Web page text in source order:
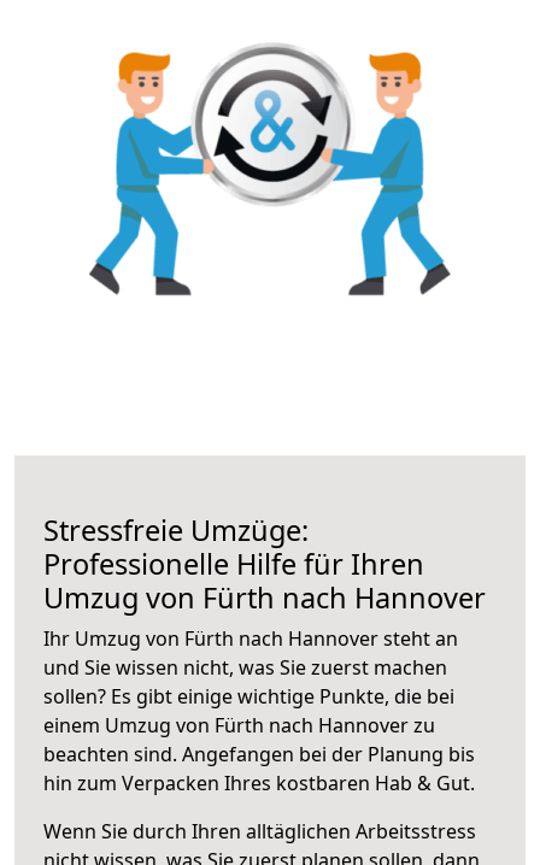
Stressfreie Umzüge:
Professionelle Hilfe für Ihren
Umzug von Fürth nach Hannover
Ihr Umzug von Fürth nach Hannover steht an
und Sie wissen nicht, was Sie zuerst machen
sollen? Es gibt einige wichtige Punkte, die bei
einem Umzug von Fürth nach Hannover zu
beachten sind. Angefangen bei der Planung bis
hin zum Verpacken Ihres kostbaren Hab & Gut.
Wenn Sie durch Ihren alltäglichen Arbeitsstress